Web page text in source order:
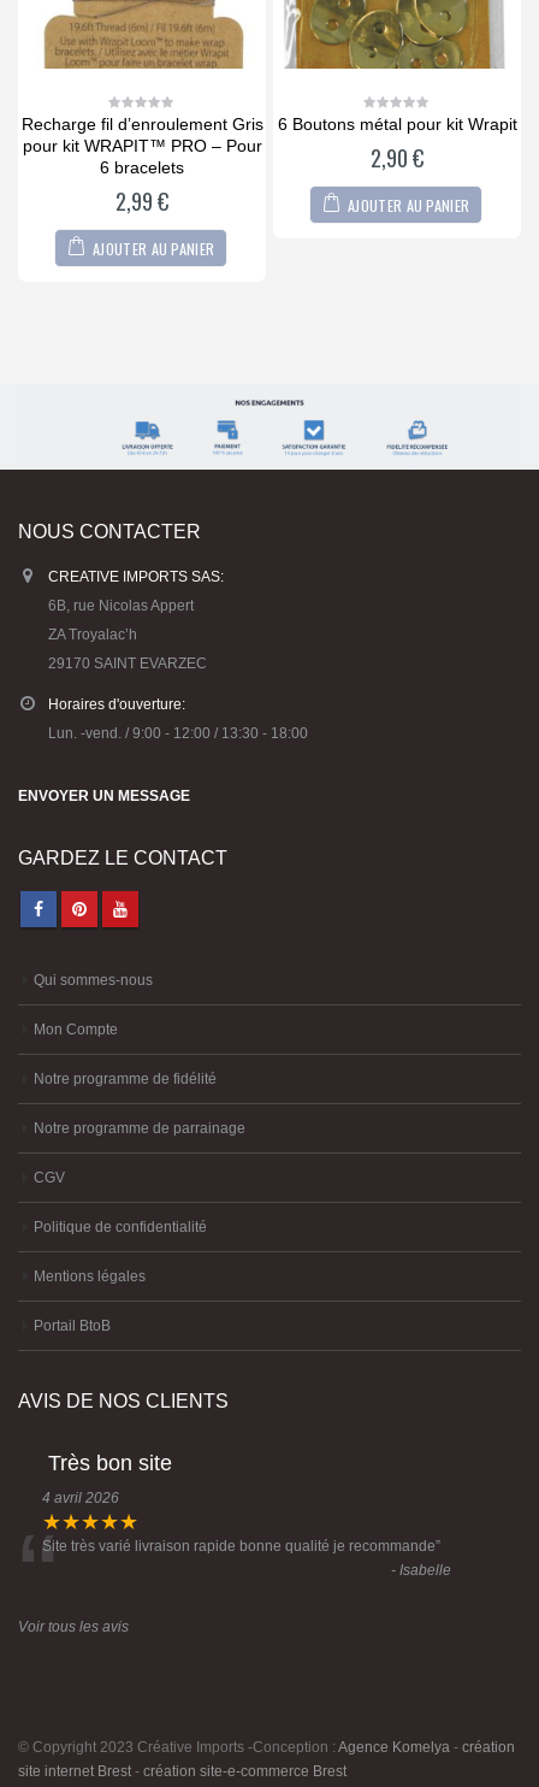
0
of
5
Recharge fil d’enroulement Gris
pour kit WRAPIT™ PRO – Pour
6 bracelets
2,99€
AJOUTER AU PANIER
0
of
6 Boutons métal pour kit Wrapit
2,90€
AJOUTER AU PANIER
NOUS CONTACTER
CREATIVE IMPORTS SAS:
6B, rue Nicolas Appert
ZA Troyalac’h
29170 SAINT EVARZEC
Horaires d'ouverture:
Lun. -vend. / 9:00 - 12:00 / 13:30 - 18:00
ENVOYER UN MESSAGE
GARDEZ LE CONTACT
Qui sommes-nous
Mon Compte
Notre programme de fidélité
Notre programme de parrainage
CGV
Politique de confidentialité
Mentions légales
Portail BtoB
AVIS DE NOS CLIENTS
Très bon site
4 avril 2026
★★★★★
“Site très varié livraison rapide bonne qualité je recommande”
- Isabelle
Voir tous les avis
© Copyright 2023 Créative Imports -Conception : Agence Komelya - création
site internet Brest - création site-e-commerce Brest